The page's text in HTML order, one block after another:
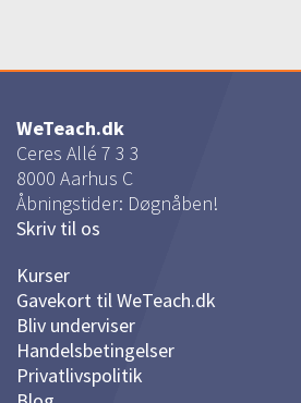
WeTeach.dk
Ceres Allé 7 3 3
8000 Aarhus C
Åbningstider: Døgnåben!
Skriv til os
Kurser
Gavekort til WeTeach.dk
Bliv underviser
Handelsbetingelser
Privatlivspolitik